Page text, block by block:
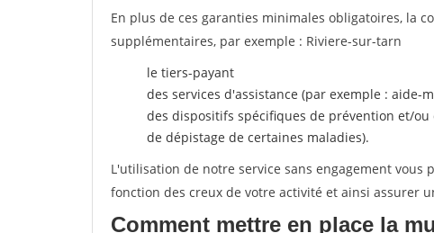
En plus de ces garanties minimales obligatoires, la
supplémentaires, par exemple : Riviere-sur-tarn
le tiers-payant
des services d'assistance (par exemple : aide-
des dispositifs spécifiques de prévention et/
de dépistage de certaines maladies).
L'utilisation de notre service sans engagement
fonction des creux de votre activité et ainsi assurer
Comment mettre en place la